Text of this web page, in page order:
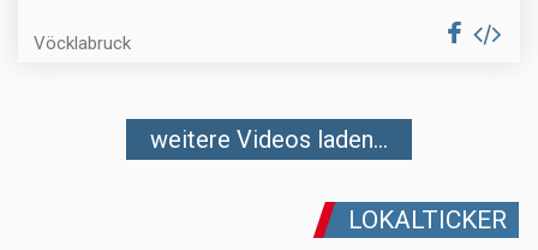
Vöcklabruck
weitere Videos laden...
LOKALTICKER